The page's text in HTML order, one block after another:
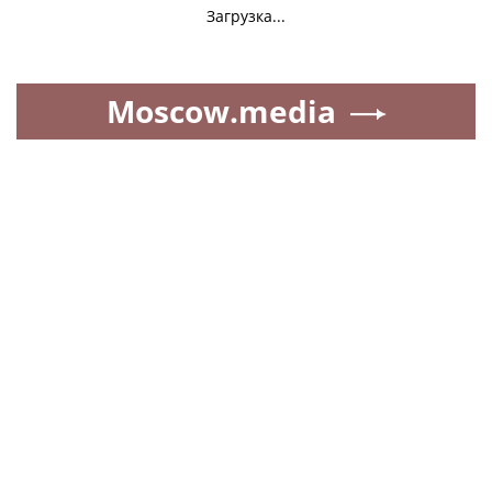
Загрузка...
Moscow.media